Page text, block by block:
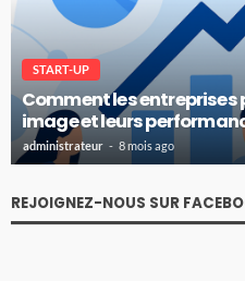
START-UP
Comment les entreprises
image et leurs
administrateur 8 mois ago
REJOIGNEZ-NOUS SUR